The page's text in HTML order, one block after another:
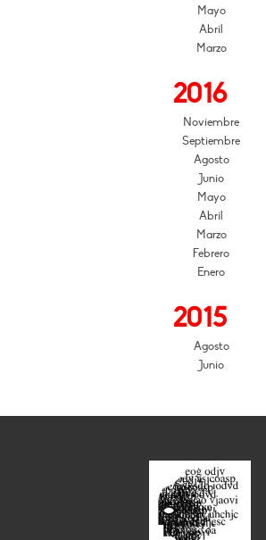
Mayo
Abril
Marzo
2016
Noviembre
Septiembre
Agosto
Junio
Mayo
Abril
Marzo
Febrero
Enero
2015
Agosto
Junio